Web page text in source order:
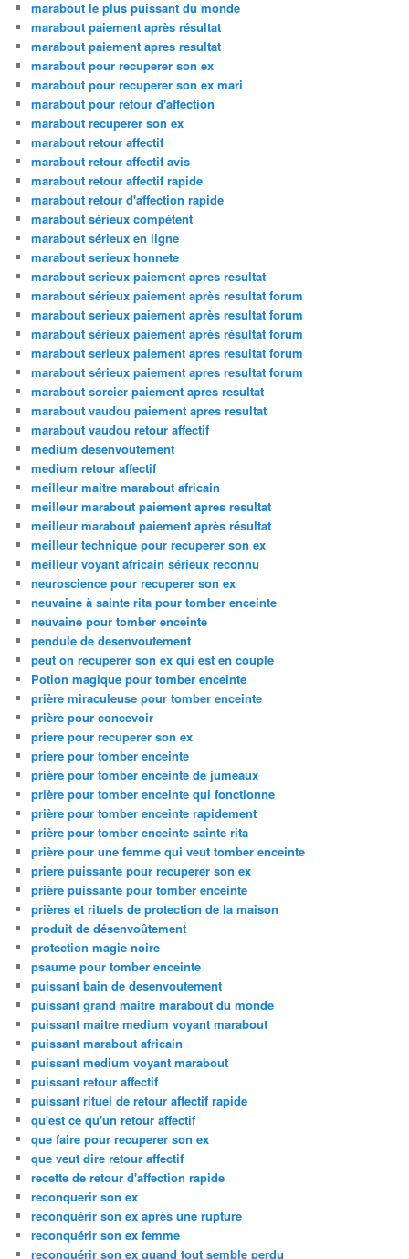
marabout le plus puissant du monde
marabout paiement après résultat
marabout paiement apres resultat
marabout pour recuperer son ex
marabout pour recuperer son ex mari
marabout pour retour d'affection
marabout recuperer son ex
marabout retour affectif
marabout retour affectif avis
marabout retour affectif rapide
marabout retour d'affection rapide
marabout sérieux compétent
marabout sérieux en ligne
marabout serieux honnete
marabout serieux paiement apres resultat
marabout sérieux paiement après resultat forum
marabout serieux paiement après resultat forum
marabout sérieux paiement après résultat forum
marabout serieux paiement apres resultat forum
marabout sérieux paiement apres resultat forum
marabout sorcier paiement apres resultat
marabout vaudou paiement apres resultat
marabout vaudou retour affectif
medium desenvoutement
medium retour affectif
meilleur maitre marabout africain
meilleur marabout paiement apres resultat
meilleur marabout paiement après résultat
meilleur technique pour recuperer son ex
meilleur voyant africain sérieux reconnu
neuroscience pour recuperer son ex
neuvaine à sainte rita pour tomber enceinte
neuvaine pour tomber enceinte
pendule de desenvoutement
peut on recuperer son ex qui est en couple
Potion magique pour tomber enceinte
prière miraculeuse pour tomber enceinte
prière pour concevoir
priere pour recuperer son ex
priere pour tomber enceinte
prière pour tomber enceinte de jumeaux
prière pour tomber enceinte qui fonctionne
prière pour tomber enceinte rapidement
prière pour tomber enceinte sainte rita
prière pour une femme qui veut tomber enceinte
priere puissante pour recuperer son ex
prière puissante pour tomber enceinte
prières et rituels de protection de la maison
produit de désenvoûtement
protection magie noire
psaume pour tomber enceinte
puissant bain de desenvoutement
puissant grand maitre marabout du monde
puissant maitre medium voyant marabout
puissant marabout africain
puissant medium voyant marabout
puissant retour affectif
puissant rituel de retour affectif rapide
qu'est ce qu'un retour affectif
que faire pour recuperer son ex
que veut dire retour affectif
recette de retour d'affection rapide
reconquerir son ex
reconquérir son ex après une rupture
reconquérir son ex femme
reconquérir son ex quand tout semble perdu